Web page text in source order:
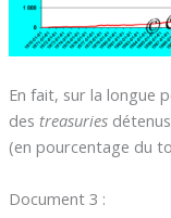
En fait, sur la longue
des treasuries
(en pourcentage du
Document 3 :